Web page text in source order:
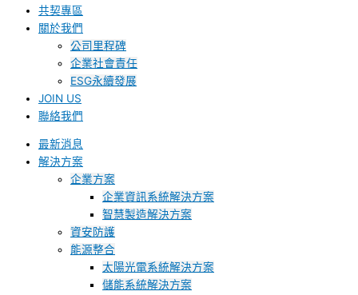
共契專區
關於我們
公司里程碑
企業社會責任
ESG永續發展
JOIN US
聯絡我們
最新消息
解決方案
企業方案
企業資訊系統解決方案
智慧製造解決方案
資安防護
能源整合
太陽光電系統解決方案
儲能系統解決方案